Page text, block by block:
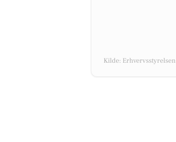
Kilde: Erhvervsstyrelsen